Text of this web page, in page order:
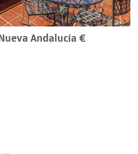
Andalucía €